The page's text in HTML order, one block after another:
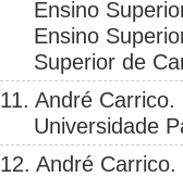
Ensino
Ensino
Superior de
11. André Carrico.
Universidade
12. André Carrico.